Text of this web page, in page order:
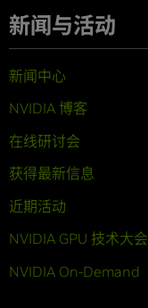
新闻与活动
新闻中心
NVIDIA 博客
在线研讨会
获得最新信息
近期活动
NVIDIA GPU 技术大会
NVIDIA On-Demand